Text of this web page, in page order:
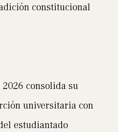
constitucional
consolida su
universitaria con
estudiantado